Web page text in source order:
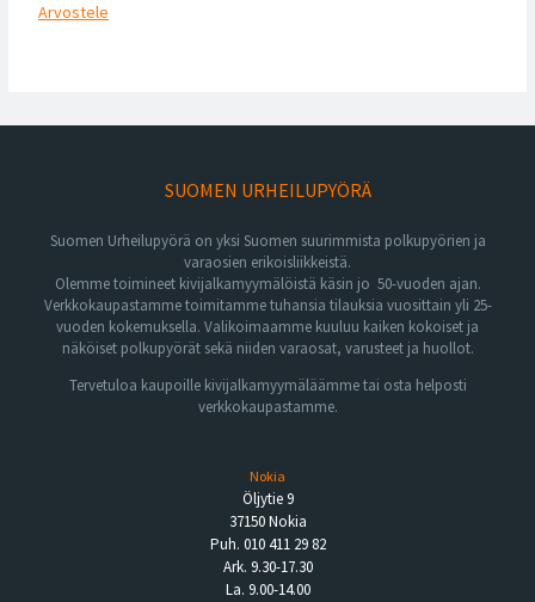
Arvostele
SUOMEN URHEILUPYÖRÄ
Suomen Urheilupyörä on yksi Suomen suurimmista polkupyörien ja
varaosien erikoisliikkeistä.
Olemme toimineet kivijalkamyymälöistä käsin jo 50-vuoden ajan.
Verkkokaupastamme toimitamme tuhansia tilauksia vuosittain yli 25-
vuoden kokemuksella. Valikoimaamme kuuluu kaiken kokoiset ja
näköiset polkupyörät sekä niiden varaosat, varusteet ja huollot.
Tervetuloa kaupoille kivijalkamyymäläämme tai osta helposti
verkkokaupastamme.
Nokia
Öljytie 9
37150 Nokia
Puh. 010 411 29 82
Ark. 9.30-17.30
La. 9.00-14.00